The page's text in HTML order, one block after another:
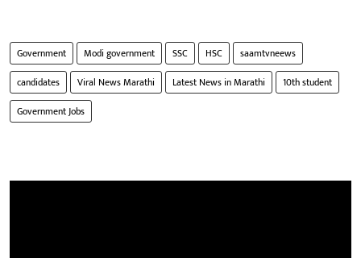
Government Modi government SSC HSC
saamtvneews
candidates
Viral News Marathi Latest News in Marathi
10th student
Government Jobs